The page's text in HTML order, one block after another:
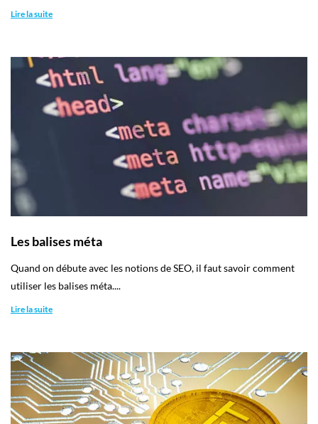
Lire la suite
Les balises méta
Quand on débute avec les notions de SEO, il faut savoir comment
utiliser les balises méta....
Lire la suite